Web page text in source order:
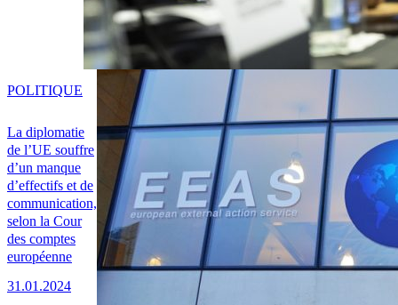
La diplomatie
de l’UE souffre
d’un manque
d’effectifs et de
communication,
selon la Cour
des comptes
européenne
31.01.2024
POLITIQUE